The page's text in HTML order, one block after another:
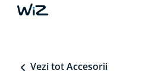
Vezi tot Accesorii